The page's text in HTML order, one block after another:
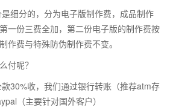
细分的，分为电子版制作费，成品制作
一份三费全加，第二份电子版的制作费按
作费与特殊防伪制作费不变。
付呢？
30%收，我们通过银行转账（推荐atm存
（主要针对国外客户）